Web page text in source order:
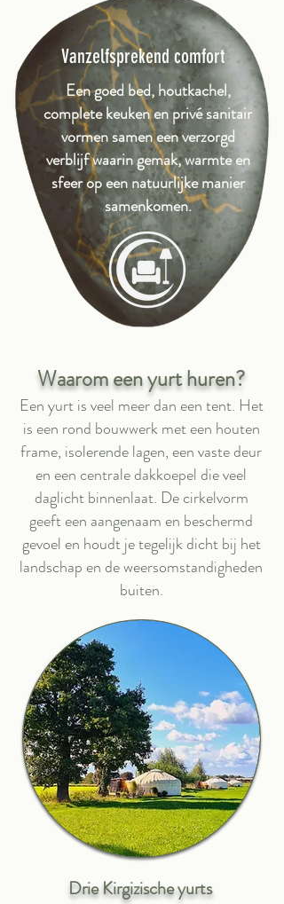
Een goed bed, houtkachel,
complete keuken en privé sanitair
vormen samen een verzorgd
verblijf waarin gemak, warmte en
sfeer op een natuurlijke manier
samenkomen.
Vanzelfsprekend comfort
Waarom een yurt huren?
Een yurt is veel meer dan een tent. Het
is een rond bouwwerk met een houten
frame, isolerende lagen, een vaste deur
en een centrale dakkoepel die veel
daglicht binnenlaat. De cirkelvorm
geeft een aangenaam en beschermd
gevoel en houdt je tegelijk dicht bij het
landschap en de weersomstandigheden
buiten.
Drie Kirgizische yurts